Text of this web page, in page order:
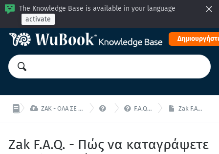
The Knowledge Base is available in your language
activate
 ZAK - ΟΛΑ ΣΕ ΕΝΑ: Διαχειριστείτε το κατάλυμα σας από μία ενιαία διεπαφή!  Zak - F.A.Q.
 F.A.Q. ZaK - Payments and documents Zak F.A.Q. - Πώς να καταγράψετε μια πληρωμή;
Zak F.A.Q. - Πώς να καταγράψετε